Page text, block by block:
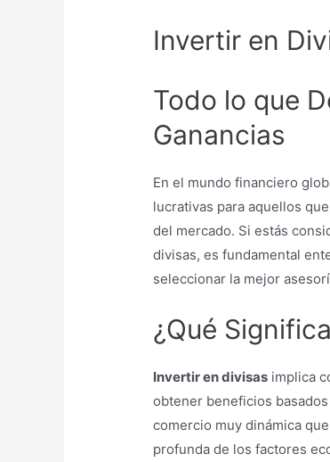
Invertir en
Todo lo que
Ganancias
En el mundo financiero
lucrativas para aquellos
del mercado. Si estás
divisas, es fundamental
seleccionar la mejor
¿Qué
Invertir en divisas implica
obtener beneficios
comercio muy dinámica
profunda de los factores